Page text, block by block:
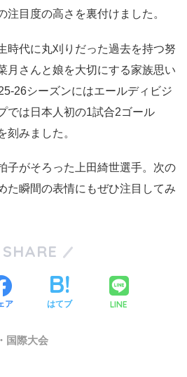
注目度の高さを裏付けました。
時代に丸刈りだった過去を持つ努
月さんと娘を大切にする家族思い
26シーズンにはエールディビジ
では日本人初の1試合2ゴール
刻みました。
子がそろった上田綺世選手。次の
た瞬間の表情にもぜひ注目してみ
SHARE
ア はてブ LINE
国際大会